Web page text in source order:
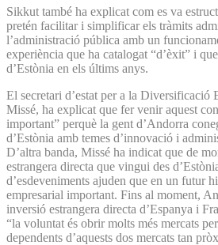
Sikkut també ha explicat com es va
pretén facilitar i simplificar els tràmits
l’administració pública amb un
experiència que ha catalogat “d’èxit” i
d’Estònia en els últims anys.
El secretari d’estat per a la Diversificació
Missé, ha explicat que fer venir aquest
important” perquè la gent d’Andorra
d’Estònia amb temes d’innovació i
D’altra banda, Missé ha indicat que de
estrangera directa que vingui des
d’esdeveniments ajuden que en un futur
empresarial important. Fins al moment,
inversió estrangera directa d’Espanya i
“la voluntat és obrir molts més mercats
dependents d’aquests dos mercats tan